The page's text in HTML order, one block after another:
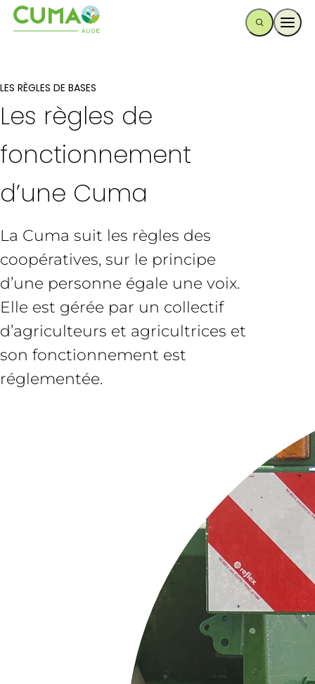
LES RÈGLES DE BASES
Les règles de
fonctionnement
d’une Cuma
La Cuma suit les règles des
coopératives, sur le principe
d’une personne égale une voix.
Elle est gérée par un collectif
d’agriculteurs et agricultrices et
son fonctionnement est
réglementée.